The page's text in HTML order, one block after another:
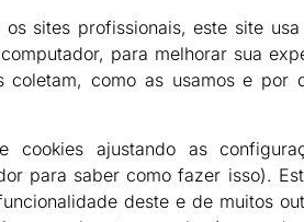
sites profissionais, este site
para melhorar sua
coletam, como as usamos e por
ajustando as
para saber como fazer isso).
deste e de muitos